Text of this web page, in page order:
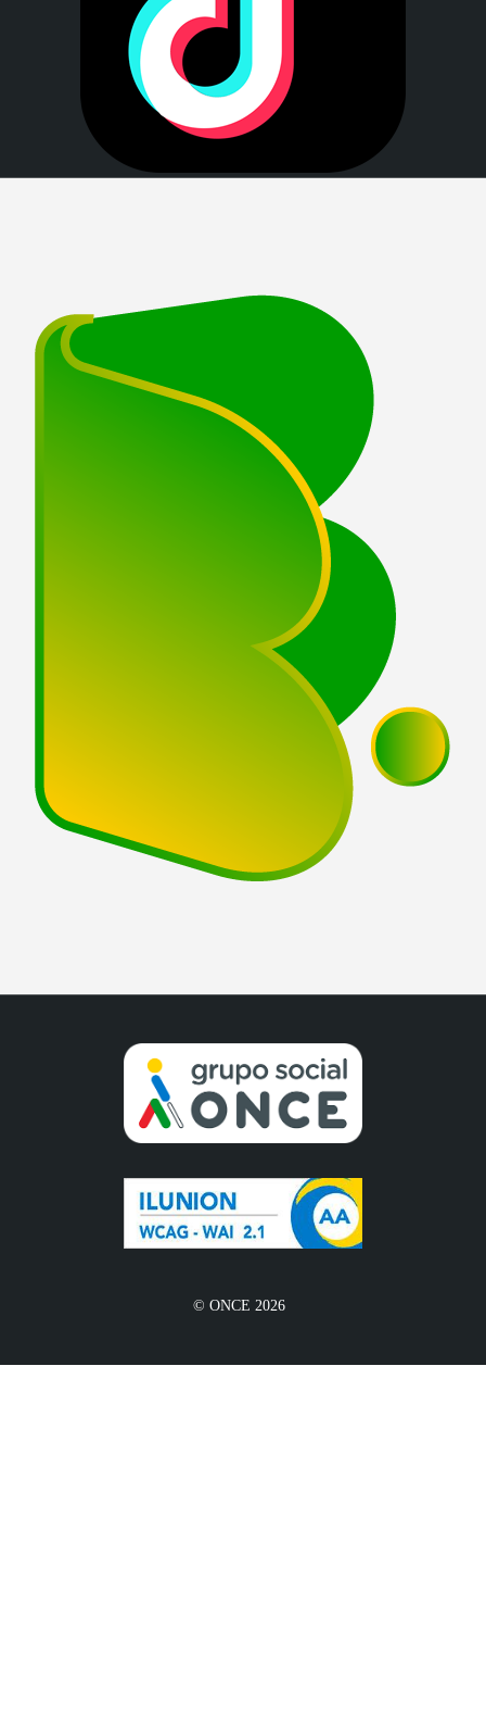
© ONCE 2026